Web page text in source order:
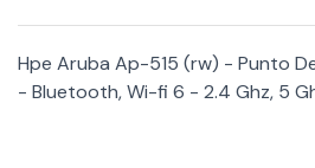
Hpe Aruba Ap-515 (rw) - Punto
- Bluetooth, Wi-fi 6 - 2.4 Ghz, 5